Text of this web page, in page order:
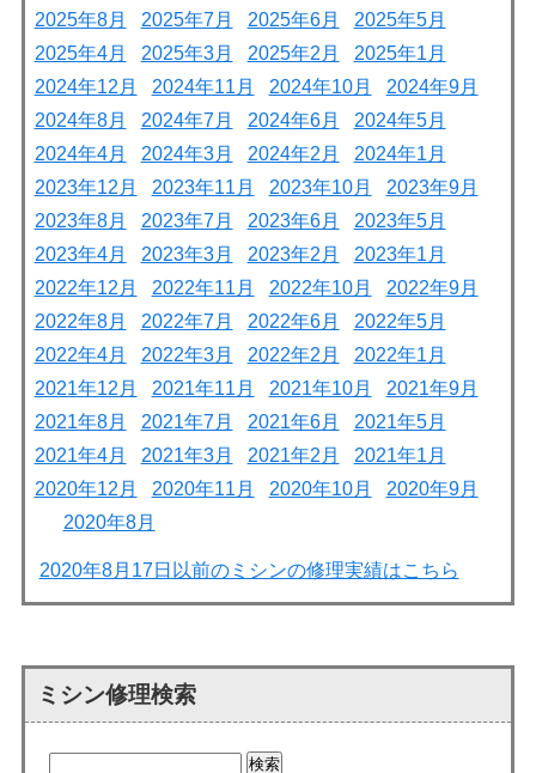
2025年8月 2025年7月 2025年6月
2025年5月
2025年4月
2025年3月 2025年2月
2025年1月
2024年12月
2024年11月 2024年10月
2024年9月
2024年8月
2024年7月 2024年6月
2024年5月
2024年4月
2024年3月 2024年2月
2024年1月
2023年12月
2023年11月 2023年10月
2023年9月
2023年8月
2023年7月 2023年6月
2023年5月
2023年4月
2023年3月 2023年2月
2023年1月
2022年12月
2022年11月 2022年10月
2022年9月
2022年8月
2022年7月 2022年6月
2022年5月
2022年4月
2022年3月 2022年2月
2022年1月
2021年12月
2021年11月 2021年10月
2021年9月
2021年8月
2021年7月 2021年6月
2021年5月
2021年4月
2021年3月 2021年2月
2021年1月
2020年12月
2020年11月 2020年10月
2020年9月
2020年8月
2020年8月17日以前のミシンの修理実績はこちら
ミシン修理検索